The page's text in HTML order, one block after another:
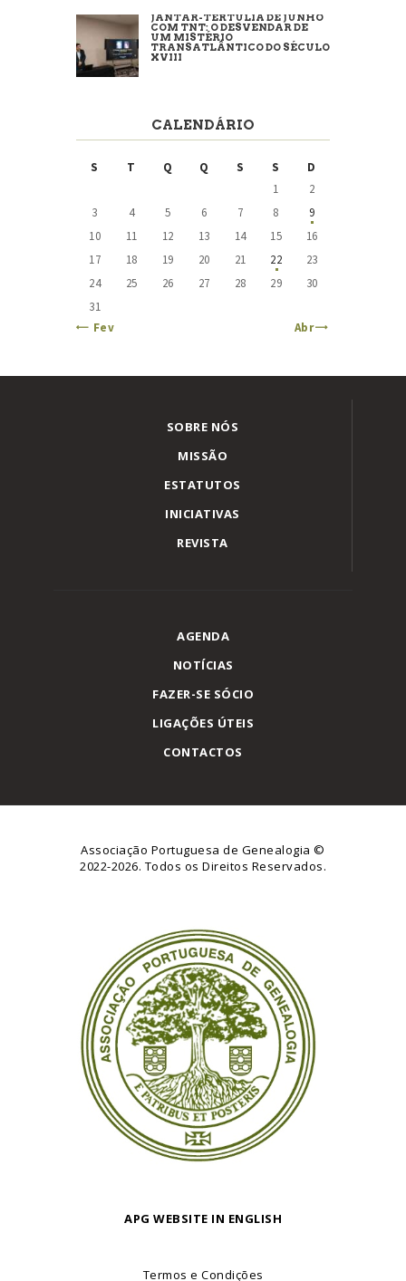
JANTAR-TERTÚLIA DE JUNHO
COM TNT: O DESVENDAR DE
UM MISTÉRIO
TRANSATLÂNTICO DO SÉCULO
XVIII
CALENDÁRIO
S T Q Q S S
D
1
2
3
4 5 6 7 8
9
10
11 12 13 14 15
16
17
18 19 20 21 22
23
24
25 26 27 28 29
30
31
« Fev
Abr »
SOBRE NÓS
MISSÃO
ESTATUTOS
INICIATIVAS
REVISTA
AGENDA
NOTÍCIAS
FAZER-SE SÓCIO
LIGAÇÕES ÚTEIS
CONTACTOS
Associação Portuguesa de Genealogia©
2022-2026. Todos os Direitos Reservados.
APG WEBSITE IN ENGLISH
Termos e Condições